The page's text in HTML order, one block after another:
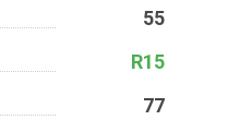
55
R15
77